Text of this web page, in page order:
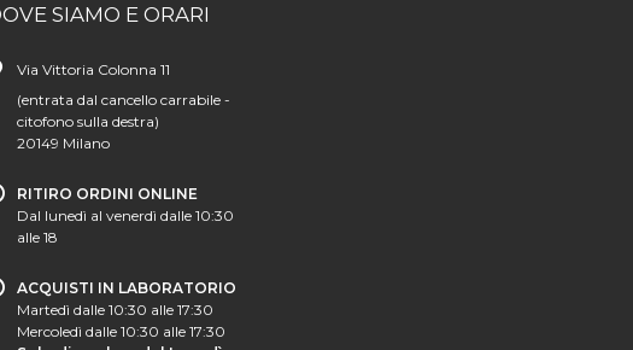
SIAMO E ORARI
Via Vittoria Colonna 11
(entrata dal cancello carrabile -
citofono sulla destra)
20149 Milano
RITIRO ORDINI ONLINE
Dal lunedì al venerdì dalle 10:30
alle 18
ACQUISTI IN LABORATORIO
Martedì dalle 10:30 alle 17:30
Mercoledì dalle 10:30 alle 17:30